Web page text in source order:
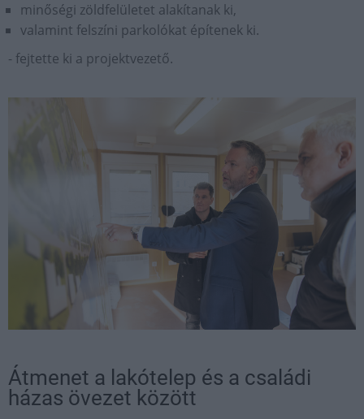
minőségi zöldfelületet alakítanak ki,
valamint felszíni parkolókat építenek ki.
- fejtette ki a projektvezető.
Átmenet a lakótelep és a családi
házas övezet között